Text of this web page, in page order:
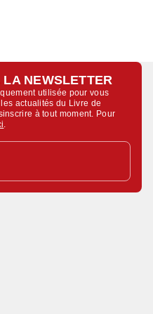
NEWSLETTER
utilisée pour vous
actualités du Livre de
à tout moment. Pour